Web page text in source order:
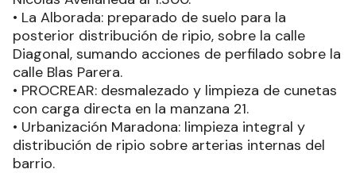
• La Alborada: preparado de suelo para la
posterior distribución de ripio, sobre la calle
Diagonal, sumando acciones de perfilado sobre la
calle Blas Parera.
• PROCREAR: desmalezado y limpieza de cunetas
con carga directa en la manzana 21.
• Urbanización Maradona: limpieza integral y
distribución de ripio sobre arterias internas del
barrio.